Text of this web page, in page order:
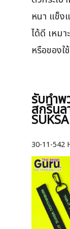
หนา แข็ง
ได้ดี เหม
หรือของใ
รับทำพ
สกรีน
30-11-542